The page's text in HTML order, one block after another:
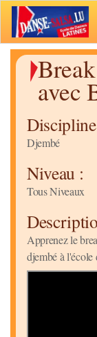
avec
Djembé
Niveau :
Tous Niveaux
Apprenez le
djembé à